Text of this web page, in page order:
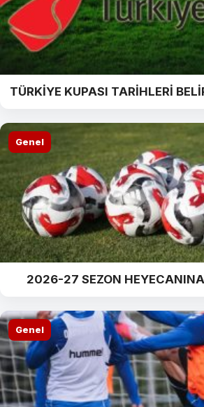
TÜRKİYE KUPASI TARİHLERİ
Genel
2026-27 SEZON HEYECANINA
Genel